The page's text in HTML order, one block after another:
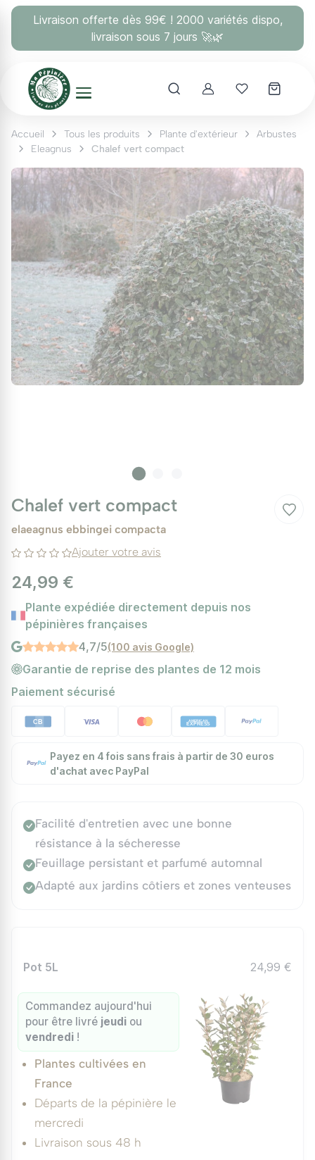
Livraison offerte dès 99€ ! 2000 variétés dispo,
livraison sous 7 jours 🚀🌿
AccountMes coups
Accueil Tous les produits Plante d'extérieur
Arbustes
Eleagnus
Chalef vert compact
Chalef vert compact
elaeagnus ebbingei compacta
Ajouter votre avis
24,99 €
Plante expédiée directement depuis nos
pépinières françaises
4,7/5(100 avis Google)
Garantie de reprise des plantes de 12 mois
Paiement sécurisé
Payez en 4 fois sans frais à partir de 30 euros
d'achat avec PayPal
Facilité d'entretien avec une bonne
résistance à la sécheresse
Feuillage persistant et parfumé automnal
Adapté aux jardins côtiers et zones venteuses
Pot 5L 24,99 €
Commandez aujourd'hui
pour être livré jeudi ou
vendredi !
Plantes cultivées en
France
Départs de la pépinière le
mercredi
Livraison sous 48 h
Panneau de gestion des cookies